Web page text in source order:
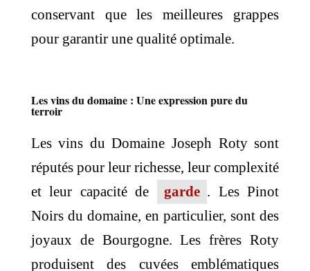
conservant que les meilleures grappes
pour garantir une qualité optimale.
Les vins du domaine : Une expression pure du
terroir
Les vins du Domaine Joseph Roty sont
réputés pour leur richesse, leur complexité
et leur capacité de
garde . Les Pinot
Noirs du domaine, en particulier, sont des
joyaux de Bourgogne. Les frères Roty
produisent des cuvées emblématiques